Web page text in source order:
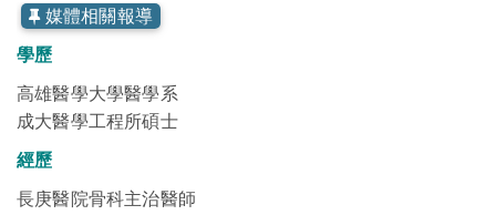
媒體相關報導
學歷
高雄醫學大學醫學系
成大醫學工程所碩士
經歷
長庚醫院骨科主治醫師